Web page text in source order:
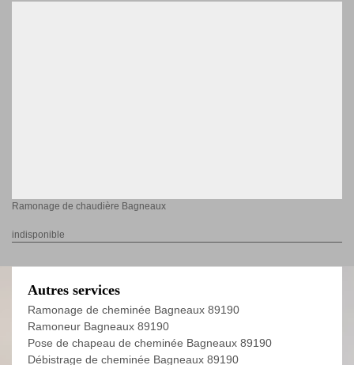
Ramonage de chaudière Bagneaux
indisponible
Autres services
Ramonage de cheminée Bagneaux 89190
Ramoneur Bagneaux 89190
Pose de chapeau de cheminée Bagneaux 89190
Débistrage de cheminée Bagneaux 89190